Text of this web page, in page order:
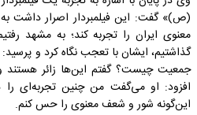
(ص)» گفت: این فیلمبردار اصرار داشت
معنوی ایران را تجربه کند؛ به مشهد
گذاشتیم، ایشان با تعجب نگاه کرد و
جمعیت چیست؟ گفتم این‌ها زائر هستند
افزود: او می‌گفت من چنین تجربه‌ای
این‌گونه شور و شعف معنوی را حس کنم.